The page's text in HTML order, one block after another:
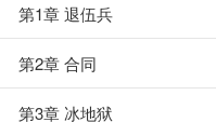
第1章 退伍兵
第2章 合同
第3章 冰地狱